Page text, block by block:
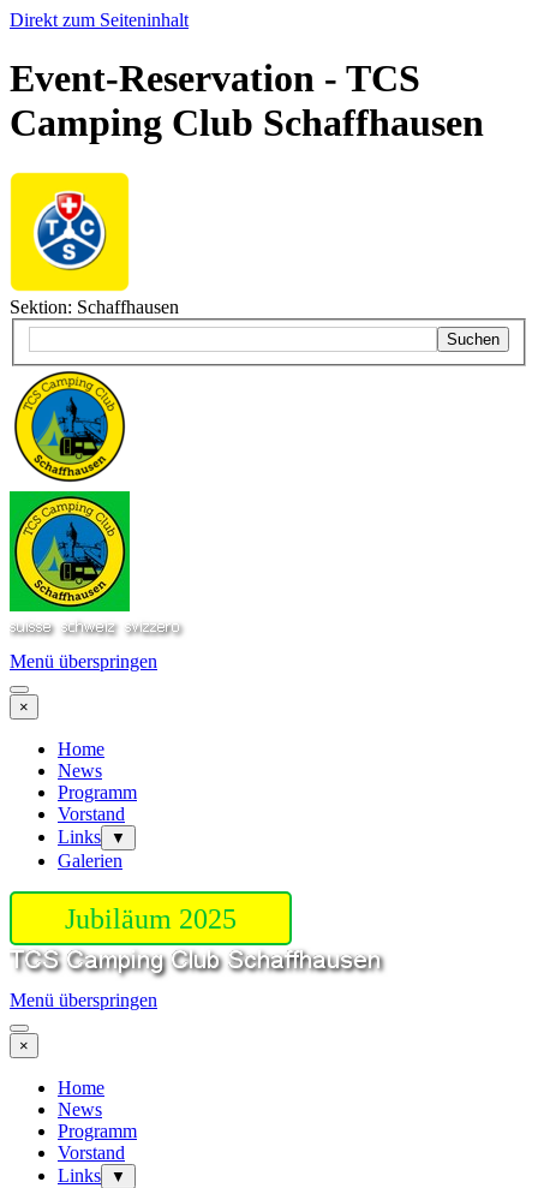
Direkt zum Seiteninhalt
Event-Reservation - TCS
Camping Club Schaffhausen
Sektion: Schaffhausen
Suchen
Menü überspringen
×
Home
News
Programm
Vorstand
Links
▼
Galerien
Jubiläum 2025
Menü überspringen
×
Home
News
Programm
Vorstand
Links
▼